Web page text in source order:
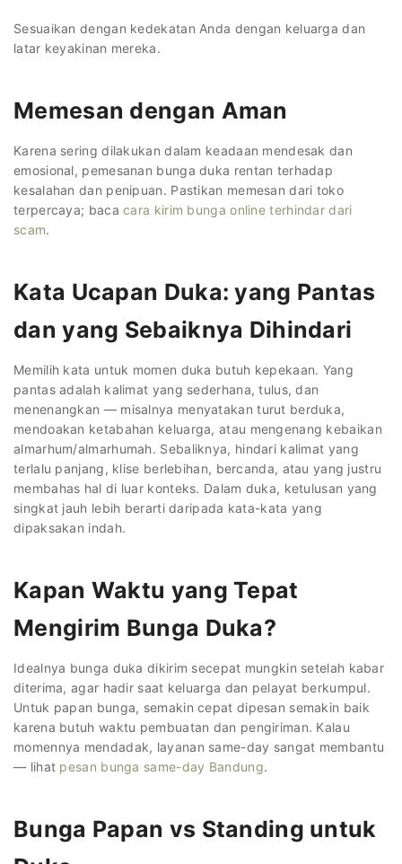
Sesuaikan dengan kedekatan Anda dengan keluarga dan
latar keyakinan mereka.
Memesan dengan Aman
Karena sering dilakukan dalam keadaan mendesak dan
emosional, pemesanan bunga duka rentan terhadap
kesalahan dan penipuan. Pastikan memesan dari toko
terpercaya; bacacara kirim bunga online terhindar dari
scam.
Kata Ucapan Duka: yang Pantas
dan yang Sebaiknya Dihindari
Memilih kata untuk momen duka butuh kepekaan. Yang
pantas adalah kalimat yang sederhana, tulus, dan
menenangkan — misalnya menyatakan turut berduka,
mendoakan ketabahan keluarga, atau mengenang kebaikan
almarhum/almarhumah. Sebaliknya, hindari kalimat yang
terlalu panjang, klise berlebihan, bercanda, atau yang justru
membahas hal di luar konteks. Dalam duka, ketulusan yang
singkat jauh lebih berarti daripada kata-kata yang
dipaksakan indah.
Kapan Waktu yang Tepat
Mengirim Bunga Duka?
Idealnya bunga duka dikirim secepat mungkin setelah kabar
diterima, agar hadir saat keluarga dan pelayat berkumpul.
Untuk papan bunga, semakin cepat dipesan semakin baik
karena butuh waktu pembuatan dan pengiriman. Kalau
momennya mendadak, layanan same-day sangat membantu
— lihat pesan bunga same-day Bandung.
Bunga Papan vs Standing untuk